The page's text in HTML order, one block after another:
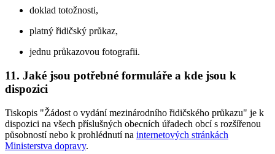
doklad totožnosti,
platný řidičský průkaz,
jednu průkazovou fotografii.
11. Jaké jsou potřebné formuláře a kde jsou k
dispozici
Tiskopis "Žádost o vydání mezinárodního řidičského průkazu" je k
dispozici na všech příslušných obecních úřadech obcí s rozšířenou
působností nebo k prohlédnutí na internetových stránkách
Ministerstva dopravy.